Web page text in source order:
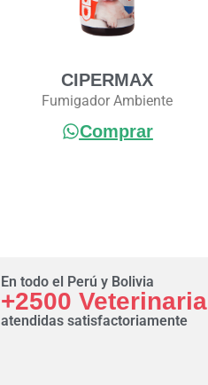
CIPERMAX
Fumigador Ambiente
Comprar
En todo el Perú y Bolivia
+2500
atendidas satisfactoriamente